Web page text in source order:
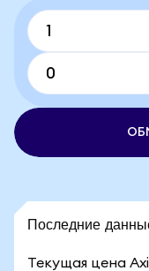
Последние
Текущая цена